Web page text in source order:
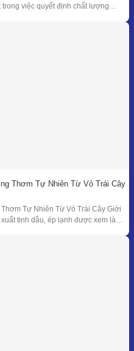
việc quyết định chất lượng
nguyên liệu cao cấp và nhạy cảm.
cất lôi
Thơm Tự Nhiên Từ Vỏ Trái Cây
Tự Nhiên Từ Vỏ Trái Cây Giới
tinh dầu, ép lạnh được xem là
đặc thù – đặc biệt là vỏ các loại